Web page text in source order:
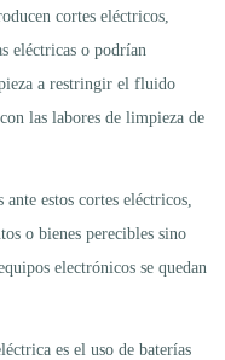
cortes eléctricos,
eléctricas o podrían
a restringir el fluido
las labores de limpieza de
estos cortes eléctricos,
o bienes perecibles sino
electrónicos se quedan
es el uso de baterías